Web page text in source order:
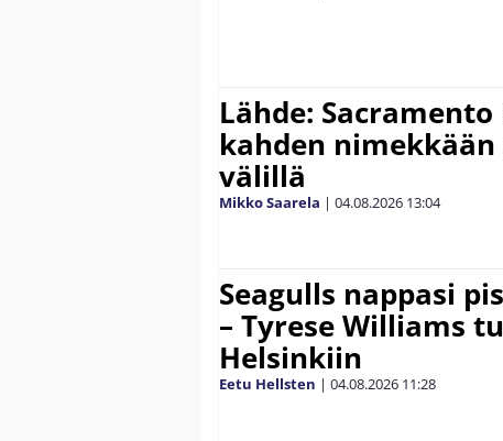
Lähde:
kahden
välillä
Mikko Saarela | 04.08.2026 13:04
Seagulls nappasi
– Tyrese Williams
Helsinkiin
Eetu Hellsten | 04.08.2026 11:28